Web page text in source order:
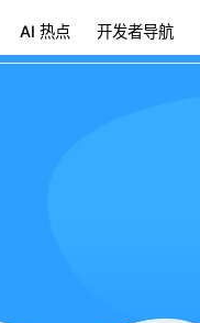
AI 热点 开发者导航